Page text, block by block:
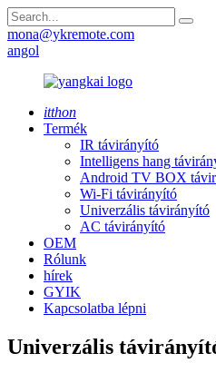
mona@ykremote.com
angol
itthon
Termék
IR távirányító
Intelligens hang
Android TV BOX
Wi-Fi távirányító
Univerzális távirányító
AC távirányító
OEM
Rólunk
hírek
GYIK
Kapcsolatba lépni
Univerzális